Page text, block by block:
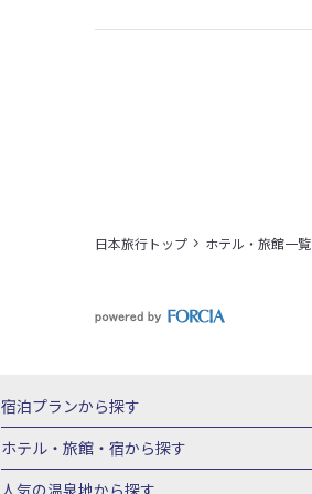
日本旅行トップ ホテル・旅館一覧
宿泊プランから探す
北海道
東北 青森県
栃木県
群馬県 北陸 富山県 石川県
ホテル・旅館・宿から探す
北海道ホテル・旅館
人気の温泉地から探す